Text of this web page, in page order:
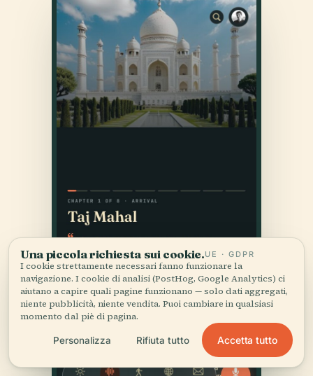
Una piccola richiesta sui cookie.UE · GDPR
I cookie strettamente necessari fanno funzionare la
navigazione. I cookie di analisi (PostHog, Google Analytics) ci
aiutano a capire quali pagine funzionano — solo dati aggregati,
niente pubblicità, niente vendita. Puoi cambiare in qualsiasi
momento dal piè di pagina.
Personalizza Rifiuta tutto Accetta tutto